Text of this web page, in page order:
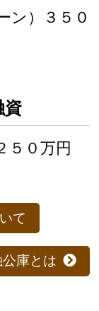
ン）３５０
資
５０万円
て
庫とは